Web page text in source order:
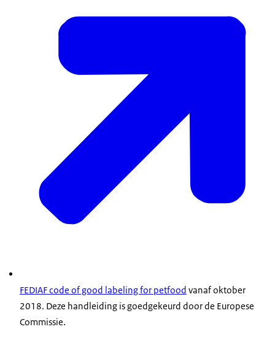
FEDIAF code of good labeling for petfood vanaf oktober
2018. Deze handleiding is goedgekeurd door de Europese
Commissie.